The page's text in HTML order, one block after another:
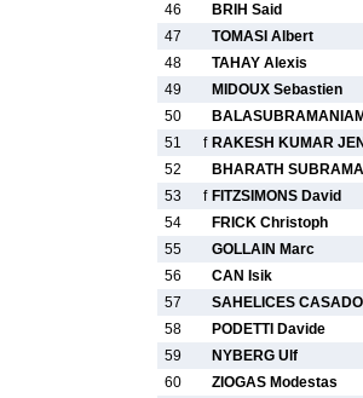
46
BRIH Said
47
TOMASI Albert
48
TAHAY Alexis
49
MIDOUX Sebastien
50
51
f RAKESH KUMAR
52
BHARATH
53
f FITZSIMONS David
54
FRICK Christoph
55
GOLLAIN Marc
56
CAN Isik
57
SAHELICES
58
PODETTI Davide
59
NYBERG Ulf
60
ZIOGAS Modestas